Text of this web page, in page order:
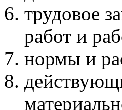
трудовое
работ и
нормы и